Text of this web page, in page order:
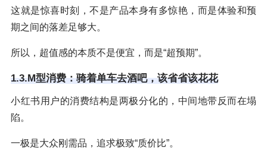
这就是惊喜时刻，不是产品本身有多惊艳，而是体验和预
期之间的落差足够大。
所以，超值感的本质不是便宜，而是“超预期”。
1.3.M型消费：骑着单车去酒吧，该省省该花花
小红书用户的消费结构是两极分化的，中间地带反而在塌
陷。
一极是大众刚需品，追求极致“质价比”。